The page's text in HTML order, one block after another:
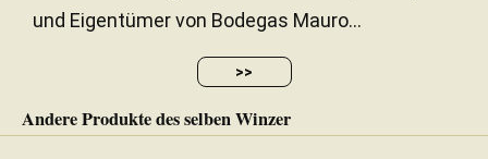
und Eigentümer von Bodegas Mauro...
>>
Andere Produkte des selben Winzer